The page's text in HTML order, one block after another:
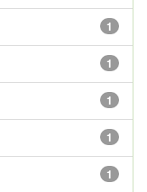
1
1
1
1
1